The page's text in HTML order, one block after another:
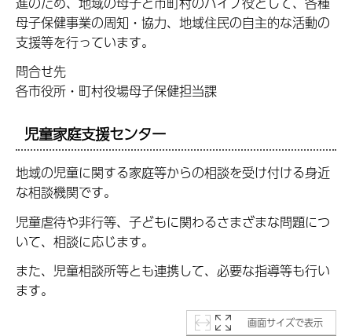
母子保健事業の周知・協力、地域住民の自主的な活動の
支援等を行っています。
問合せ先
各市役所・町村役場母子保健担当課
児童家庭支援センター
地域の児童に関する家庭等からの相談を受け付ける身近
な相談機関です。
児童虐待や非行等、子どもに関わるさまざまな問題につ
いて、相談に応じます。
また、児童相談所等とも連携して、必要な指導等も行い
ます。
画面サイズで表示